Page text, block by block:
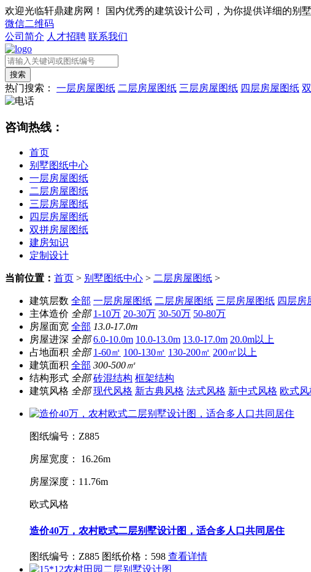
欢迎光临轩鼎建房网！
国内优秀的建筑设计公司，为你提供详细的别
微信二维码
公司简介 人才招聘 联系我们
热门搜索： 一层房屋图纸 二层房屋图纸 三层房屋图纸 四层房屋图纸
咨询热线：
首页
别墅图纸中心
一层房屋图纸
二层房屋图纸
三层房屋图纸
四层房屋图纸
双拼房屋图纸
建房知识
定制设计
当前位置： 首页 > 别墅图纸中心 > 二层房屋图纸 >
建筑层数 全部 一层房屋图纸 二层房屋图纸 三层房屋图纸 四层房
主体造价 全部 1-10万 20-30万 30-50万 50-80万
房屋面宽 全部 13.0-17.0m
房屋进深 全部 6.0-10.0m 10.0-13.0m 13.0-17.0m 20.0m以上
占地面积 全部 1-60㎡ 100-130㎡ 130-200㎡ 200㎡以上
建筑面积 全部 300-500㎡
结构形式 全部 砖混结构 框架结构
建筑风格 全部 现代风格 新古典风格 法式风格 新中式风格 欧式风
图纸编号：Z885
房屋宽度： 16.26m
房屋深度：11.76m
欧式风格
造价40万，农村欧式二层别墅设计图，适合多人口共同居住
图纸编号：Z885 图纸价格：598 查看详情